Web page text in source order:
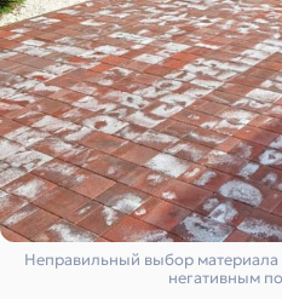
Неправильный выбор
негативным